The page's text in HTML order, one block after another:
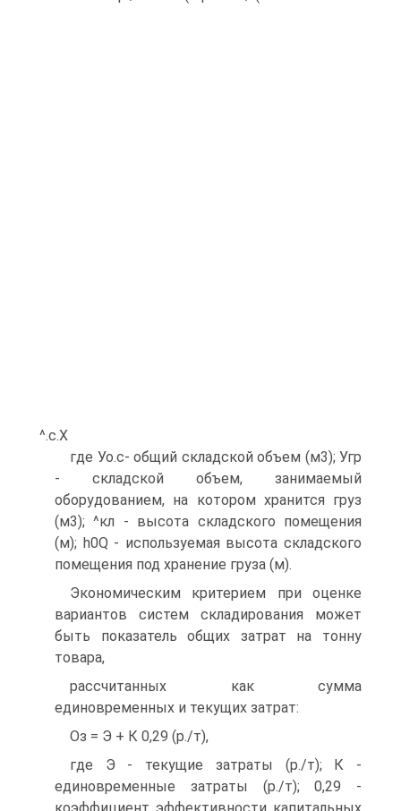
^.с.Х
где Уо.с- общий складской объем (м3); Угр
- складской объем, занимаемый
оборудованием, на котором хранится груз
(м3); ^кл - высота складского помещения
(м); h0Q - используемая высота складского
помещения под хранение груза (м).
Экономическим критерием при оценке
вариантов систем складирования может
быть показатель общих затрат на тонну
товара,
рассчитанных как сумма
единовременных и текущих затрат:
Оз = Э + К 0,29 (р./т),
где Э - текущие затраты (р./т); К -
единовременные затраты (р./т); 0,29 -